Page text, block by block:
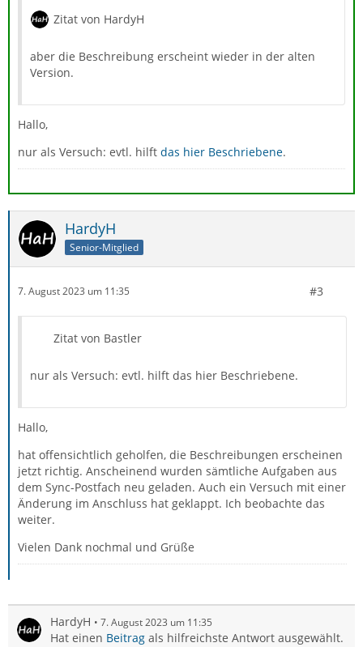
Zitat von HardyH
aber die Beschreibung erscheint wieder in der alten
Version.
Hallo,
nur als Versuch: evtl. hilft das hier Beschriebene.
HardyH
Senior-Mitglied
7. August 2023 um 11:35 #3
Zitat von Bastler
nur als Versuch: evtl. hilft das hier Beschriebene.
Hallo,
hat offensichtlich geholfen, die Beschreibungen erscheinen
jetzt richtig. Anscheinend wurden sämtliche Aufgaben aus
dem Sync-Postfach neu geladen. Auch ein Versuch mit einer
Änderung im Anschluss hat geklappt. Ich beobachte das
weiter.
Vielen Dank nochmal und Grüße
HardyH 7. August 2023 um 11:35
Hat einen Beitrag als hilfreichste Antwort ausgewählt.